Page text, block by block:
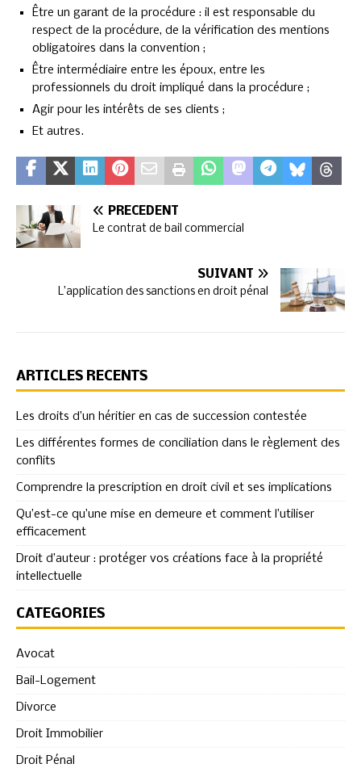
Être un garant de la procédure : il est responsable du
respect de la procédure, de la vérification des mentions
obligatoires dans la convention ;
Être intermédiaire entre les époux, entre les
professionnels du droit impliqué dans la procédure ;
Agir pour les intérêts de ses clients ;
Et autres.
PRÉCÉDENT
Le contrat de bail commercial
SUIVANT
L’application des sanctions en droit pénal
ARTICLES RÉCENTS
Les droits d’un héritier en cas de succession contestée
Les différentes formes de conciliation dans le règlement des
conflits
Comprendre la prescription en droit civil et ses implications
Qu’est-ce qu’une mise en demeure et comment l’utiliser
efficacement
Droit d’auteur : protéger vos créations face à la propriété
intellectuelle
CATÉGORIES
Avocat
Bail-Logement
Divorce
Droit Immobilier
Droit Pénal